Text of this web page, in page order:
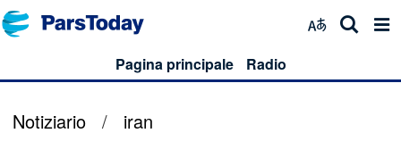
Pagina principale Radio
Notiziario / iran